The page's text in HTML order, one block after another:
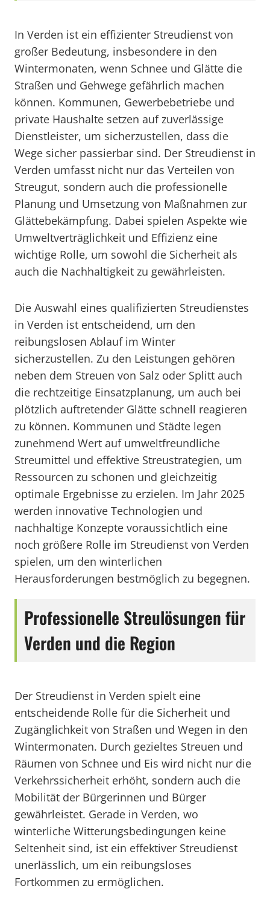
In Verden ist ein effizienter Streudienst von
großer Bedeutung, insbesondere in den
Wintermonaten, wenn Schnee und Glätte die
Straßen und Gehwege gefährlich machen
können. Kommunen, Gewerbebetriebe und
private Haushalte setzen auf zuverlässige
Dienstleister, um sicherzustellen, dass die
Wege sicher passierbar sind. Der Streudienst in
Verden umfasst nicht nur das Verteilen von
Streugut, sondern auch die professionelle
Planung und Umsetzung von Maßnahmen zur
Glättebekämpfung. Dabei spielen Aspekte wie
Umweltverträglichkeit und Effizienz eine
wichtige Rolle, um sowohl die Sicherheit als
auch die Nachhaltigkeit zu gewährleisten.
Die Auswahl eines qualifizierten Streudienstes
in Verden ist entscheidend, um den
reibungslosen Ablauf im Winter
sicherzustellen. Zu den Leistungen gehören
neben dem Streuen von Salz oder Splitt auch
die rechtzeitige Einsatzplanung, um auch bei
plötzlich auftretender Glätte schnell reagieren
zu können. Kommunen und Städte legen
zunehmend Wert auf umweltfreundliche
Streumittel und effektive Streustrategien, um
Ressourcen zu schonen und gleichzeitig
optimale Ergebnisse zu erzielen. Im Jahr 2025
werden innovative Technologien und
nachhaltige Konzepte voraussichtlich eine
noch größere Rolle im Streudienst von Verden
spielen, um den winterlichen
Herausforderungen bestmöglich zu begegnen.
Professionelle Streulösungen für
Verden und die Region
Der Streudienst in Verden spielt eine
entscheidende Rolle für die Sicherheit und
Zugänglichkeit von Straßen und Wegen in den
Wintermonaten. Durch gezieltes Streuen und
Räumen von Schnee und Eis wird nicht nur die
Verkehrssicherheit erhöht, sondern auch die
Mobilität der Bürgerinnen und Bürger
gewährleistet. Gerade in Verden, wo
winterliche Witterungsbedingungen keine
Seltenheit sind, ist ein effektiver Streudienst
unerlässlich, um ein reibungsloses
Fortkommen zu ermöglichen.